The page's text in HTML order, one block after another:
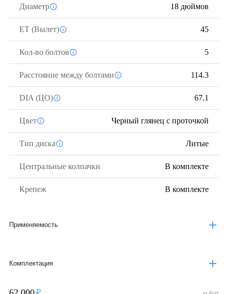
Диаметр 18 дюймов
ЕТ (Вылет) 45
Кол-во болтов 5
Расстояние между болтами 114.3
DIA (ЦО) 67.1
Цвет Черный глянец с проточкой
Тип диска Литые
Центральные колпачки В комплекте
Крепеж В комплекте
Применяемость
Комплектация